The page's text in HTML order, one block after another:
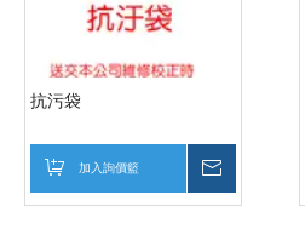
抗污袋
加入詢價籃